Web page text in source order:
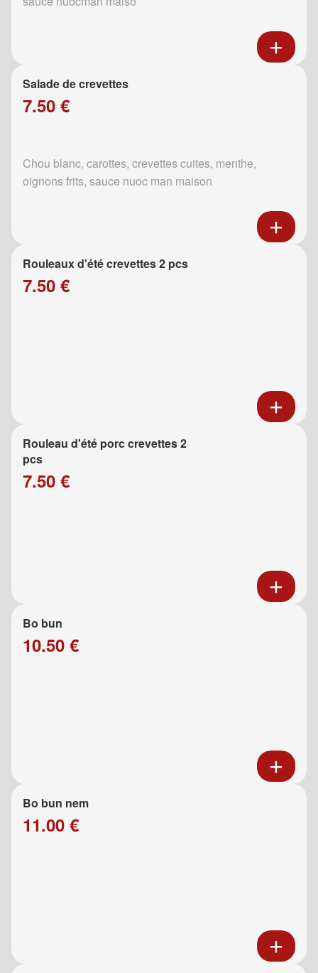
Salade de crevettes
7.50 €
Chou blanc, carottes, crevettes cuites, menthe,
oignons frits, sauce nuoc man maison
Rouleaux d'été crevettes 2 pcs
7.50 €
Rouleau d'été porc crevettes 2
pcs
7.50 €
Bo bun
10.50 €
Bo bun nem
11.00 €